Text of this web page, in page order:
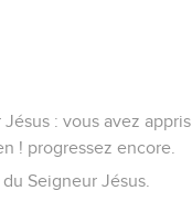
: vous avez appris
! progressez encore.
Seigneur Jésus.